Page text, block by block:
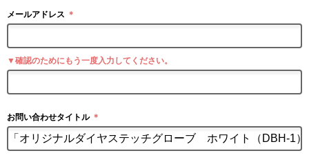
メールアドレス ＊
▼確認のためにもう一度入力してください。
お問い合わせタイトル ＊